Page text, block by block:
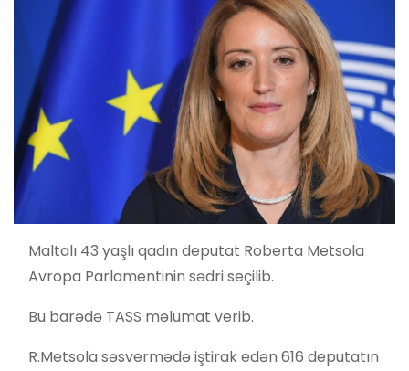
Maltalı 43 yaşlı qadın deputat Roberta Metsola
Avropa Parlamentinin sədri seçilib.
Bu barədə TASS məlumat verib.
R.Metsola səsvermədə iştirak edən 616 deputatın